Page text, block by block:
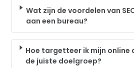
Wat zijn de voordelen van
aan een bureau?
Hoe targetteer ik mijn online
de juiste doelgroep?